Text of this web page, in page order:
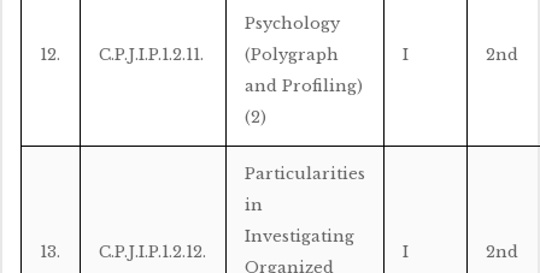
12. C.P.J.I.P.1.2.11.
Psychology
(Polygraph
and Profiling)
(2)
I 2nd
13. C.P.J.I.P.1.2.12.
Particularities
in
Investigating
Organized
I 2nd